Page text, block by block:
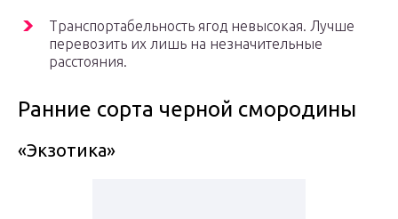
Транспортабельность ягод невысокая. Лучше
перевозить их лишь на незначительные
расстояния.
Ранние сорта черной смородины
«Экзотика»